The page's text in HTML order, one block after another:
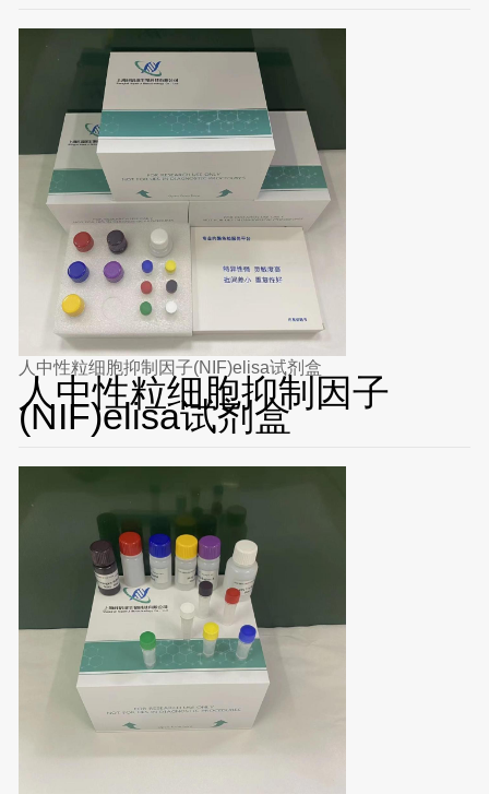
人中性粒细胞抑制因子(NIF)elisa试剂盒
人中性粒细胞抑制因子
(NIF)elisa试剂盒